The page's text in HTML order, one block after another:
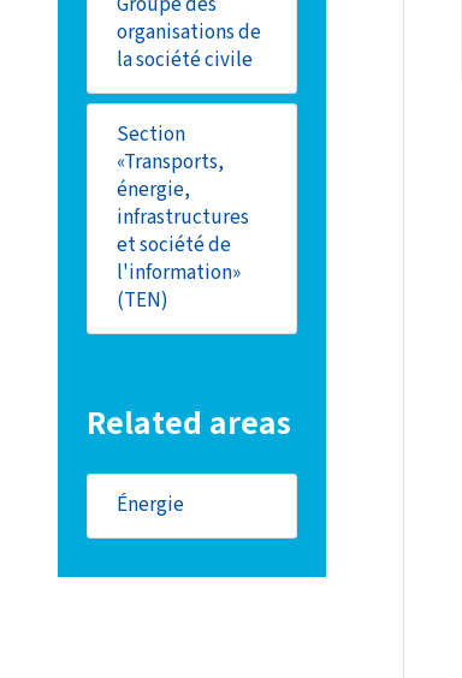
organisations de
la société civile
Section
«Transports,
énergie,
infrastructures
et société de
l'information»
(TEN)
Related areas
Énergie